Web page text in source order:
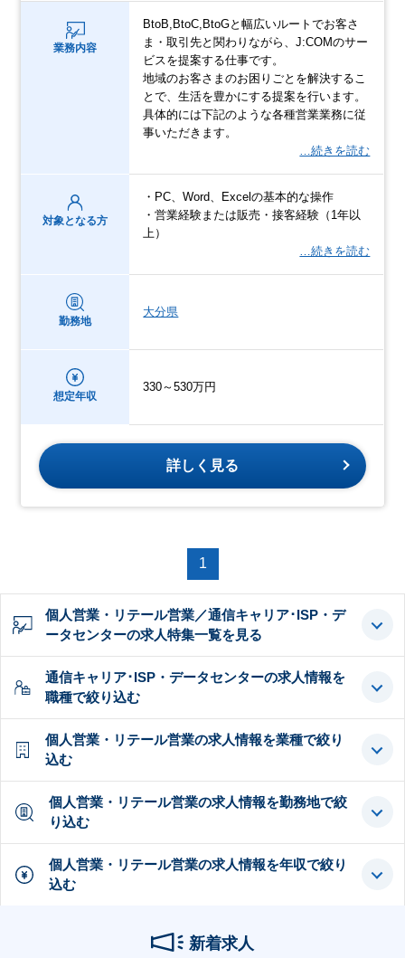
業務内容
BtoB,BtoC,BtoGと幅広いルートでお客さ
ま・取引先と関わりながら、J:COMのサー
ビスを提案する仕事です。
地域のお客さまのお困りごとを解決するこ
とで、生活を豊かにする提案を行います。
具体的には下記のような各種営業業務に従
事いただきます。
…続きを読む
対象となる方
・PC、Word、Excelの基本的な操作
・営業経験または販売・接客経験（1年以
上）
…続きを読む
勤務地
大分県
想定年収
330～530万円
詳しく見る
1
個人営業・リテール営業／通信キャリア･ISP・デ
ータセンターの求人特集一覧を見る
通信キャリア･ISP・データセンターの求人情報を
職種で絞り込む
個人営業・リテール営業の求人情報を業種で絞り
込む
個人営業・リテール営業の求人情報を勤務地で絞
り込む
個人営業・リテール営業の求人情報を年収で絞り
込む
新着求人